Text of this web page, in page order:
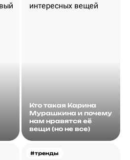
Кто такая Карина
Мурашкина и почему
нам нравятся её
вещи (но не все)
#тренды